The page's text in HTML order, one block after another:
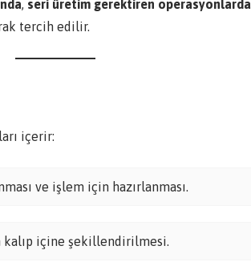
, seri üretim gerektiren operasyonlarda
tercih edilir.
içerir:
ve işlem için hazırlanması.
kalıp içine şekillendirilmesi.